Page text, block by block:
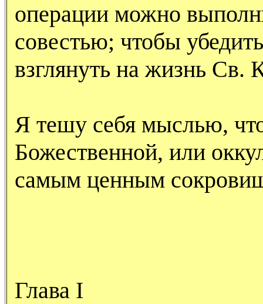
операции можно
совестью; чтобы
взглянуть на жизнь Св.
Я тешу себя мыслью,
Божественной, или
самым ценным
Глава I